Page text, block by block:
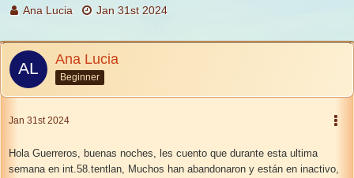
Ana Lucia Jan 31st 2024
Ana Lucia
Beginner
Jan 31st 2024
Hola Guerreros, buenas noches, les cuento que durante esta ultima
semana en int.58.tentlan, Muchos han abandonaron y están en inactivo,